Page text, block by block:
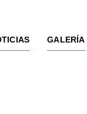
GALERÍA
GALERÍA